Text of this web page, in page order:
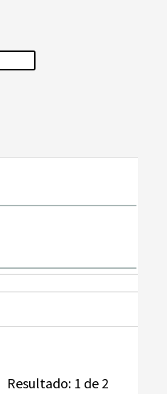
Resultado: 1 de 2